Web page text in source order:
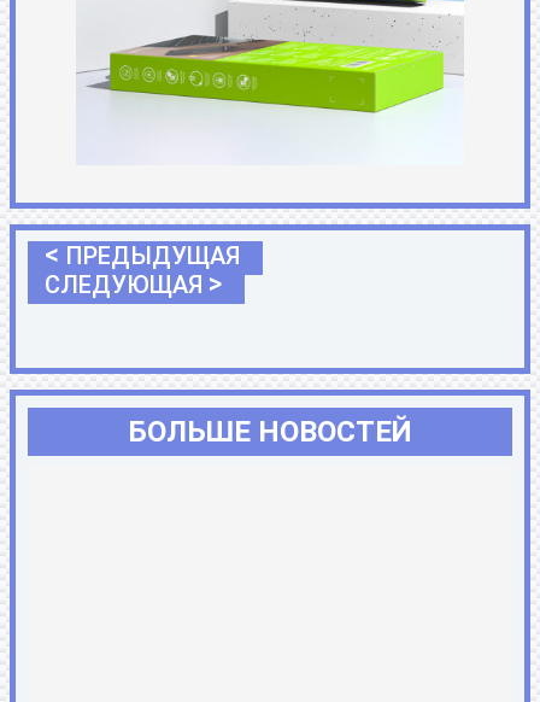
< ПРЕДЫДУЩАЯ
СЛЕДУЮЩАЯ >
БОЛЬШЕ НОВОСТЕЙ